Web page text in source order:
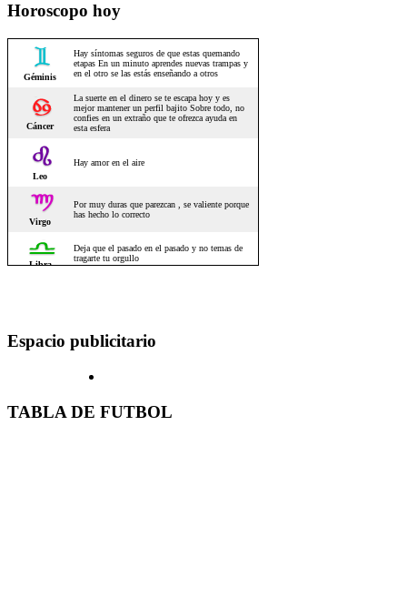
Horoscopo hoy
Espacio publicitario
TABLA DE FUTBOL